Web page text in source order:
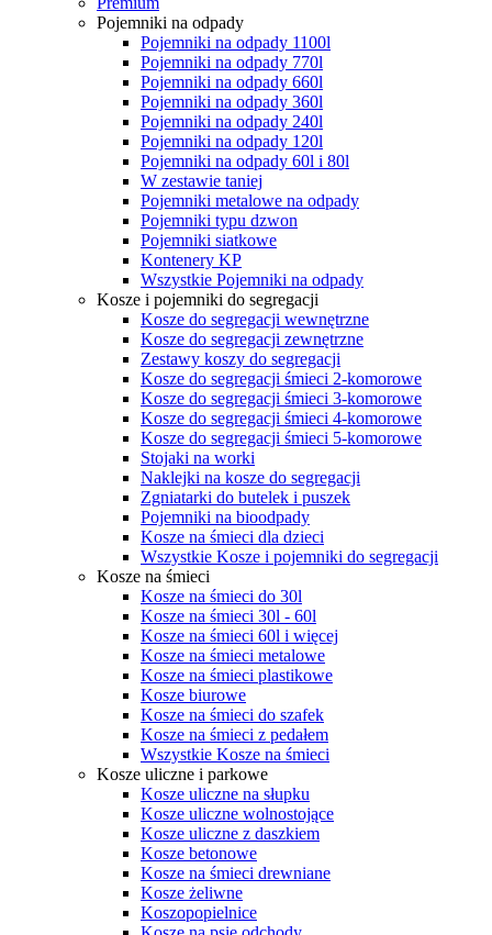
Pojemniki na odpady
Pojemniki na odpady 1100l
Pojemniki na odpady 770l
Pojemniki na odpady 660l
Pojemniki na odpady 360l
Pojemniki na odpady 240l
Pojemniki na odpady 120l
Pojemniki na odpady 60l i 80l
W zestawie taniej
Pojemniki metalowe na odpady
Pojemniki typu dzwon
Pojemniki siatkowe
Kontenery KP
Wszystkie Pojemniki na odpady
Kosze i pojemniki do segregacji
Kosze do segregacji wewnętrzne
Kosze do segregacji zewnętrzne
Zestawy koszy do segregacji
Kosze do segregacji śmieci 2-komorowe
Kosze do segregacji śmieci 3-komorowe
Kosze do segregacji śmieci 4-komorowe
Kosze do segregacji śmieci 5-komorowe
Stojaki na worki
Naklejki na kosze do segregacji
Zgniatarki do butelek i puszek
Pojemniki na bioodpady
Kosze na śmieci dla dzieci
Wszystkie Kosze i pojemniki do segregacji
Kosze na śmieci
Kosze na śmieci do 30l
Kosze na śmieci 30l - 60l
Kosze na śmieci 60l i więcej
Kosze na śmieci metalowe
Kosze na śmieci plastikowe
Kosze biurowe
Kosze na śmieci do szafek
Kosze na śmieci z pedałem
Wszystkie Kosze na śmieci
Kosze uliczne i parkowe
Kosze uliczne na słupku
Kosze uliczne wolnostojące
Kosze uliczne z daszkiem
Kosze betonowe
Kosze na śmieci drewniane
Kosze żeliwne
Koszopopielnice